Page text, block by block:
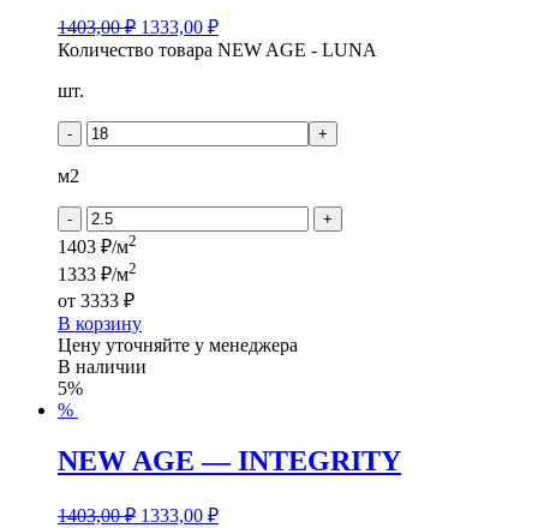
1403,00₽ 1333,00 ₽
Количество товара NEW AGE - LUNA
шт.
- +
м2
- +
1403 ₽/м2
1333 ₽/м2
от 3333 ₽
В корзину
Цену уточняйте у менеджера
В наличии
5%
%
NEW AGE — INTEGRITY
1403,00₽ 1333,00 ₽